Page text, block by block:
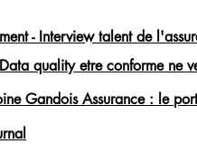
- Interview talent de
quality etre conforme ne
Gandois Assurance : le